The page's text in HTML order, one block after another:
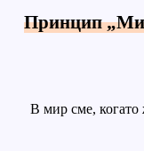
Принцип
В мир сме, когато